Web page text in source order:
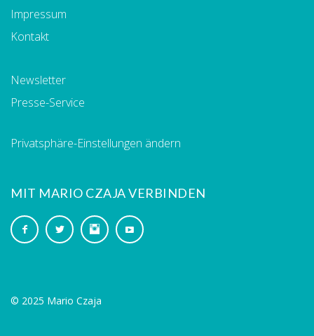
Impressum
Kontakt
Newsletter
Presse-Service
Privatsphäre-Einstellungen ändern
MIT MARIO CZAJA VERBINDEN
© 2025 Mario Czaja